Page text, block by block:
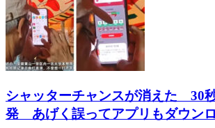
シャッターチャンスが消えた 30
発 あげく誤ってアプリもダウン